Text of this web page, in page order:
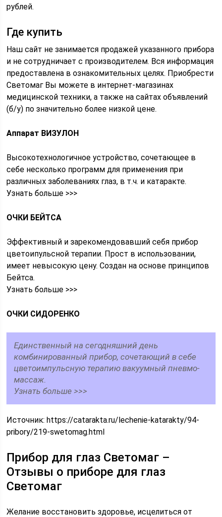
рублей.
Где купить
Наш сайт не занимается продажей указанного прибора
и не сотрудничает с производителем. Вся информация
предоставлена в ознакомительных целях. Приобрести
Светомаг Вы можете в интернет-магазинах
медицинской техники, а также на сайтах объявлений
(б/у) по значительно более низкой цене.
Аппарат ВИЗУЛОН
Высокотехнологичное устройство, сочетающее в
себе несколько программ для применения при
различных заболеваниях глаз, в т.ч. и катаракте.
Узнать больше >>>
ОЧКИ БЕЙТСА
Эффективный и зарекомендовавший себя прибор
цветоипульсной терапии. Прост в использовании,
имеет невысокую цену. Создан на основе принципов
Бейтса.
Узнать больше >>>
ОЧКИ СИДОРЕНКО
Единственный на сегодняшний день
комбинированный прибор, сочетающий в себе
цветоимпульсную терапию вакуумный пневмо-
массаж.
Узнать больше >>>
Источник:https://catarakta.ru/lechenie-katarakty/94-
pribory/219-swetomag.html
Прибор для глаз Светомаг –
Отзывы о приборе для глаз
Светомаг
Желание восстановить здоровье, исцелиться от